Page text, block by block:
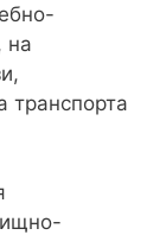
на
транспорта